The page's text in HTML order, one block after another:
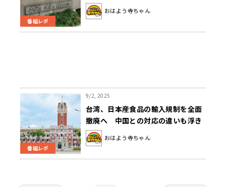
番組レポ
おはよう寺ちゃん
番組レポ
9/2, 2025
台湾、日本産食品の輸入規制を全面
撤廃へ 中国との対応の違いも浮き
彫りに
おはよう寺ちゃん